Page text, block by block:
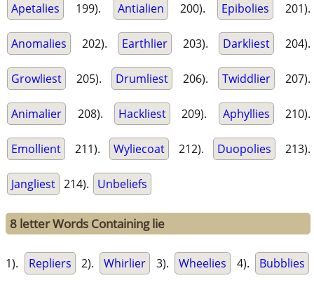
Apetalies 199). Antialien 200). Epibolies 201).
Anomalies 202). Earthlier 203). Darkliest 204).
Growliest 205). Drumliest 206). Twiddlier 207).
Animalier 208). Hackliest 209). Aphyllies 210).
Emollient 211). Wyliecoat 212). Duopolies 213).
Jangliest 214). Unbeliefs
8 letter Words Containing lie
1). Repliers 2). Whirlier 3). Wheelies 4). Bubblies